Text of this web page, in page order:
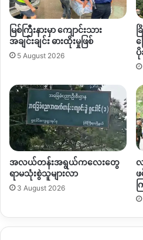
တင်းမာမှုတွေ ဆက်လက်စောင့်ကြ
ကာကွယ်ရေးတပ်ဖွဲ့နဲ့ နီးစပ်သူတွေက
By – အမိုး
မြစ်ကြီးနားမှာ ကျောင်းသား
အချင်းချင်း ဓားထိုးမှုဖြစ်
5 August 2026
က
အလယ်တန်းအရွယ်ကလေးတွေ
ရာမသုံးစွဲသူများလာ
3 August 2026
ဖ